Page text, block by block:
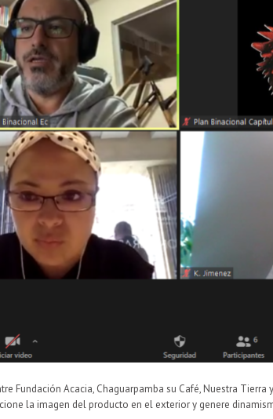
Fundación Acacia, Chaguarpamba su Café, Nuestra
la imagen del producto en el exterior y genere